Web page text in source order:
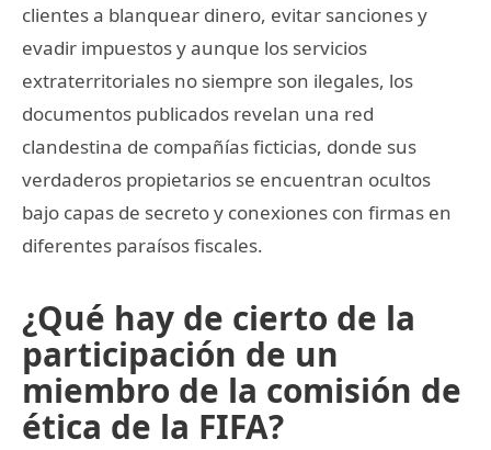
clientes a blanquear dinero, evitar sanciones y
evadir impuestos y aunque los servicios
extraterritoriales no siempre son ilegales, los
documentos publicados revelan una red
clandestina de compañías ficticias, donde sus
verdaderos propietarios se encuentran ocultos
bajo capas de secreto y conexiones con firmas en
diferentes paraísos fiscales.
¿Qué hay de cierto de la
participación de un
miembro de la comisión de
ética de la FIFA?